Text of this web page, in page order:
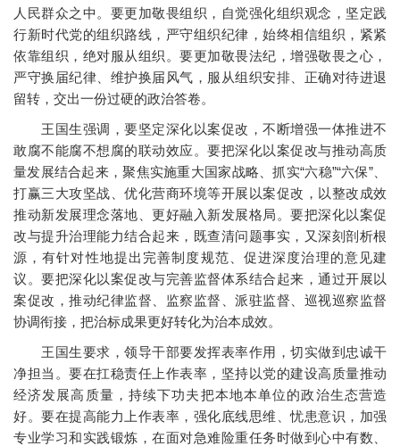
人民群众之中。要更加敬畏组织，自觉强化组织观念，坚定践
行新时代党的组织路线，严守组织纪律，始终相信组织，紧紧
依靠组织，绝对服从组织。要更加敬畏法纪，增强敬畏之心，
严守换届纪律、维护换届风气，服从组织安排、正确对待进退
留转，交出一份过硬的政治答卷。
王国生强调，要坚定深化以案促改，不断增强一体推进不
敢腐不能腐不想腐的联动效应。要把深化以案促改与推动高质
量发展结合起来，聚焦实施重大国家战略、抓实“六稳”“六保”、
打赢三大攻坚战、优化营商环境等开展以案促改，以整改成效
推动新发展理念落地、更好融入新发展格局。要把深化以案促
改与提升治理能力结合起来，既查清问题事实，又深刻剖析根
源，有针对性地提出完善制度规范、促进深度治理的意见建
议。要把深化以案促改与完善监督体系结合起来，通过开展以
案促改，推动纪律监督、监察监督、派驻监督、巡视巡察监督
协调衔接，把治标成果更好转化为治本成效。
王国生要求，领导干部要发挥表率作用，切实做到忠诚干
净担当。要在扛稳责任上作表率，坚持以党的建设高质量推动
经济发展高质量，持续下功夫把本地本单位的政治生态营造
好。要在提高能力上作表率，强化底线思维、忧患意识，加强
专业学习和实践锻炼，在面对急难险重任务时做到心中有数、